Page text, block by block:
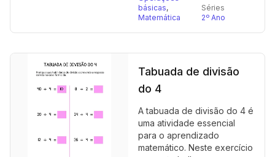
básicas,
Matemática
Séries
2º Ano
Tabuada de divisão
do 4
A tabuada de divisão do 4 é
uma atividade essencial
para o aprendizado
matemático. Neste exercício